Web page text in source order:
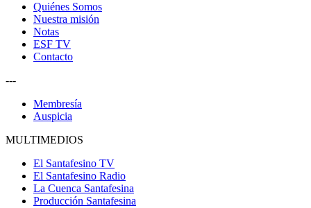
Quiénes Somos
Nuestra misión
Notas
ESF TV
Contacto
---
Membresía
Auspicia
MULTIMEDIOS
El Santafesino TV
El Santafesino Radio
La Cuenca Santafesina
Producción Santafesina